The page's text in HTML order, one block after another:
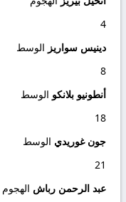
4
دينيس سواريز الوسط
8
أنطونيو بلانكو الوسط
18
جون غوريدي الوسط
21
عبد الرحمن رباش الهجوم